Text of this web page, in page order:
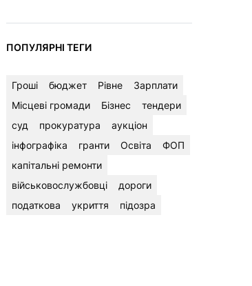
ПОПУЛЯРНІ ТЕГИ
Гроші бюджет Рівне
Зарплати
Місцеві громади
Бізнес
тендери
суд
прокуратура
аукціон
інфографіка
гранти Освіта
ФОП
капітальні ремонти
військовослужбовці
дороги
податкова
укриття підозра